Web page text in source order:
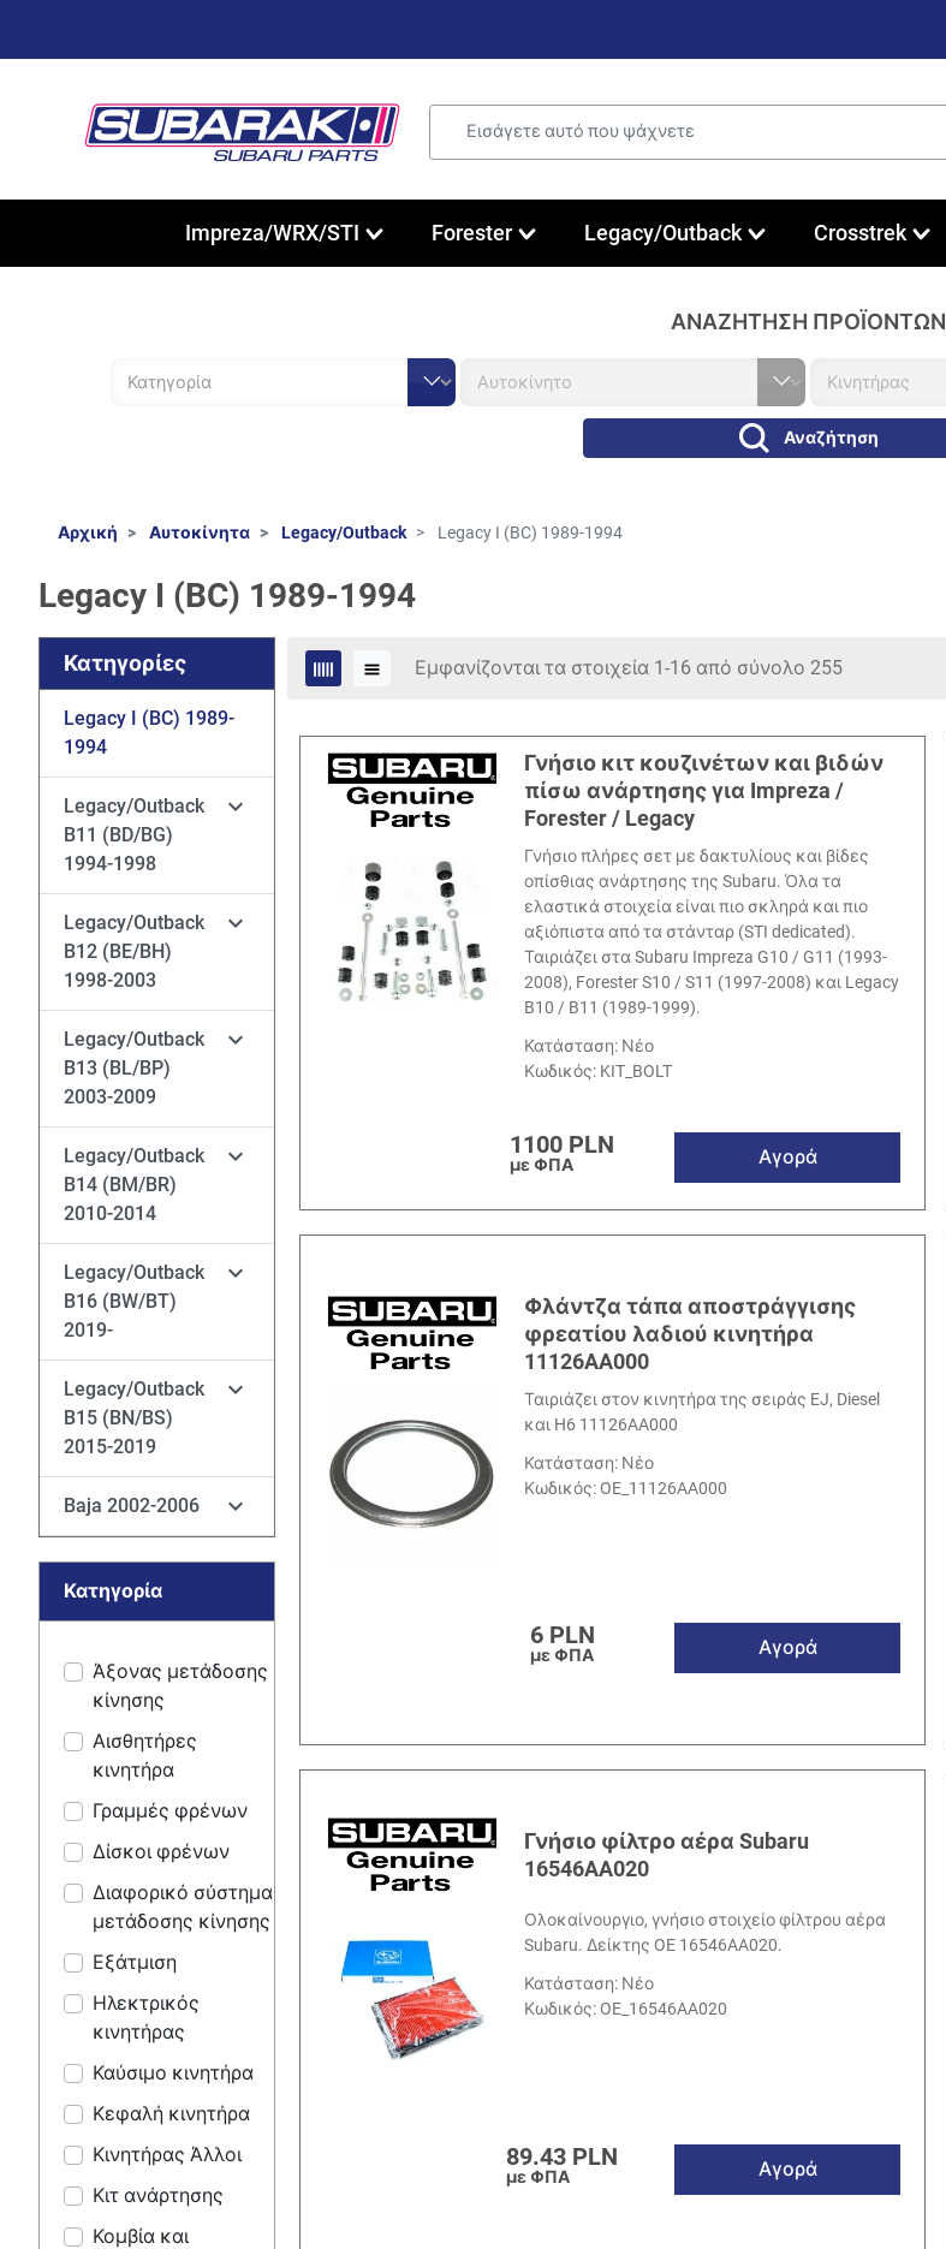
Impreza/WRX/STI Forester Legacy/Outback Crosstrek
ΑΝΑΖΉΤΗΣΗ ΠΡΟΪΌΝΤΩΝ
Αναζήτηση
Αρχική Αυτοκίνητα Legacy/Outback Legacy I (BC) 1989-1994
Legacy I (BC) 1989-1994
Κατηγορίες
Legacy I (BC) 1989-
1994
Legacy/Outback
B11 (BD/BG)
1994-1998

Legacy/Outback
B12 (BE/BH)
1998-2003

Legacy/Outback
B13 (BL/BP)
2003-2009

Legacy/Outback
B14 (BM/BR)
2010-2014

Legacy/Outback
B16 (BW/BT)
2019-

Legacy/Outback
B15 (BN/BS)
2015-2019

Baja 2002-2006 
Κατηγορία
Άξονας μετάδοσης
κίνησης
Αισθητήρες
κινητήρα
Γραμμές φρένων
Δίσκοι φρένων
Διαφορικό σύστημα
μετάδοσης κίνησης
Εξάτμιση
Ηλεκτρικός
κινητήρας
Καύσιμο κινητήρα
Κεφαλή κινητήρα
Κινητήρας Άλλοι
Κιτ ανάρτησης
Κομβία και
Εμφανίζονται τα στοιχεία 1-16 από σύνολο 255
Γνήσιο κιτ κουζινέτων και βιδών
πίσω ανάρτησης για Impreza /
Forester / Legacy
Γνήσιο πλήρες σετ με δακτυλίους και βίδες
οπίσθιας ανάρτησης της Subaru. Όλα τα
ελαστικά στοιχεία είναι πιο σκληρά και πιο
αξιόπιστα από τα στάνταρ (STI dedicated).
Ταιριάζει στα Subaru Impreza G10 / G11 (1993-
2008), Forester S10 / S11 (1997-2008) και Legacy
B10 / B11 (1989-1999).
Κατάσταση: Νέο
Κωδικός: KIT_BOLT
1100 PLN
με ΦΠΑ Αγορά
Φλάντζα τάπα αποστράγγισης
φρεατίου λαδιού κινητήρα
11126AA000
Ταιριάζει στον κινητήρα της σειράς EJ, Diesel
και H6 11126AA000
Κατάσταση: Νέο
Κωδικός:OE_11126AA000
6 PLN
με ΦΠΑ Αγορά
Γνήσιο φίλτρο αέρα Subaru
16546AA020
Ολοκαίνουργιο, γνήσιο στοιχείο φίλτρου αέρα
Subaru. Δείκτης OE 16546AA020.
Κατάσταση: Νέο
Κωδικός:OE_16546AA020
89.43 PLN
με ΦΠΑ Αγορά